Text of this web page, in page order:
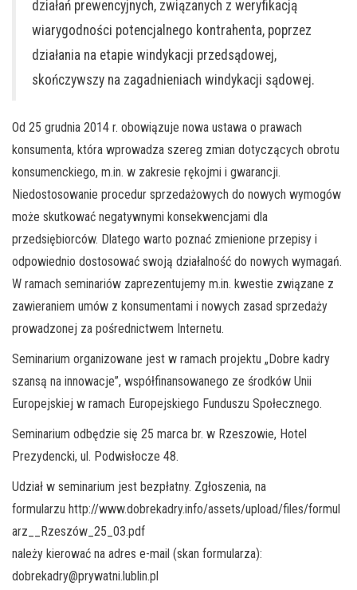
działań prewencyjnych, związanych z weryfikacją
wiarygodności potencjalnego kontrahenta, poprzez
działania na etapie windykacji przedsądowej,
skończywszy na zagadnieniach windykacji sądowej.
Od 25 grudnia 2014 r. obowiązuje nowa ustawa o prawach
konsumenta, która wprowadza szereg zmian dotyczących obrotu
konsumenckiego, m.in. w zakresie rękojmi i gwarancji.
Niedostosowanie procedur sprzedażowych do nowych wymogów
może skutkować negatywnymi konsekwencjami dla
przedsiębiorców. Dlatego warto poznać zmienione przepisy i
odpowiednio dostosować swoją działalność do nowych wymagań.
W ramach seminariów zaprezentujemy m.in. kwestie związane z
zawieraniem umów z konsumentami i nowych zasad sprzedaży
prowadzonej za pośrednictwem Internetu.
Seminarium organizowane jest w ramach projektu „Dobre kadry
szansą na innowacje”, współfinansowanego ze środków Unii
Europejskiej w ramach Europejskiego Funduszu Społecznego.
Seminarium odbędzie się 25 marca br. w Rzeszowie, Hotel
Prezydencki, ul. Podwisłocze 48.
Udział w seminarium jest bezpłatny. Zgłoszenia, na
formularzu http://www.dobrekadry.info/assets/upload/files/formul
arz__Rzeszów_25_03.pdf
należy kierować na adres e-mail (skan formularza):
dobrekadry@prywatni.lublin.pl